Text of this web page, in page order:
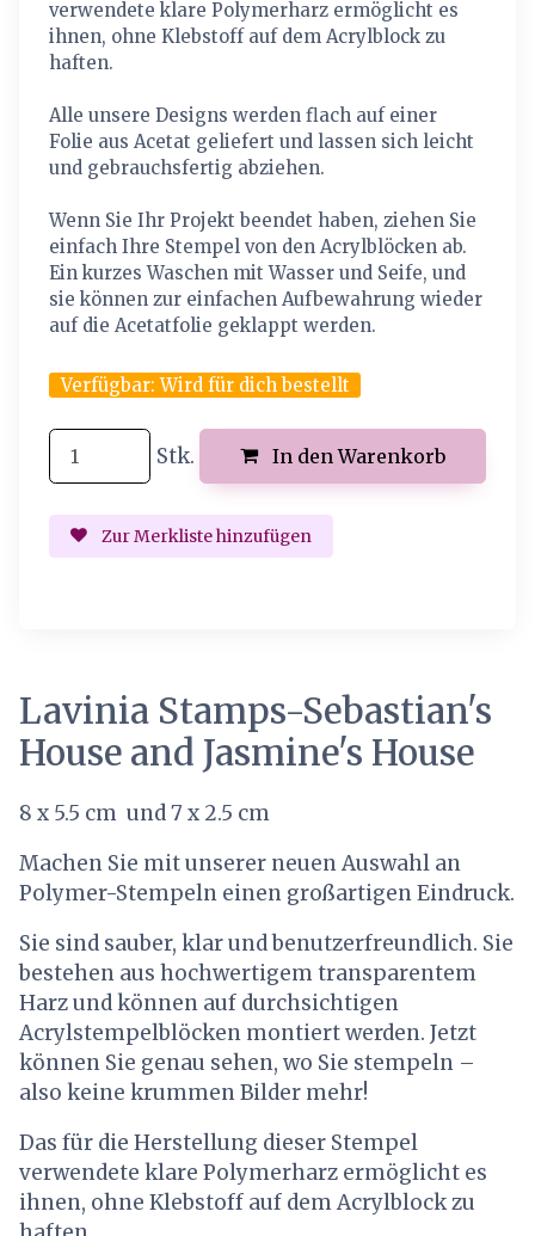
verwendete klare Polymerharz ermöglicht es
ihnen, ohne Klebstoff auf dem Acrylblock zu
haften.
Alle unsere Designs werden flach auf einer
Folie aus Acetat geliefert und lassen sich leicht
und gebrauchsfertig abziehen.
Wenn Sie Ihr Projekt beendet haben, ziehen Sie
einfach Ihre Stempel von den Acrylblöcken ab.
Ein kurzes Waschen mit Wasser und Seife, und
sie können zur einfachen Aufbewahrung wieder
auf die Acetatfolie geklappt werden.
Verfügbar:Wird für dich bestellt
Stk. In den Warenkorb
Zur Merkliste hinzufügen
Lavinia Stamps-Sebastian's
House and Jasmine's House
8 x 5.5 cm und 7 x 2.5 cm
Machen Sie mit unserer neuen Auswahl an
Polymer-Stempeln einen großartigen Eindruck.
Sie sind sauber, klar und benutzerfreundlich. Sie
bestehen aus hochwertigem transparentem
Harz und können auf durchsichtigen
Acrylstempelblöcken montiert werden. Jetzt
können Sie genau sehen, wo Sie stempeln –
also keine krummen Bilder mehr!
Das für die Herstellung dieser Stempel
verwendete klare Polymerharz ermöglicht es
ihnen, ohne Klebstoff auf dem Acrylblock zu